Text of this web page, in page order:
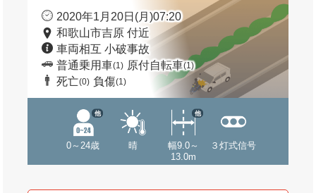
2020年1月20日(月)07:20
和歌山市吉原 付近
車両相互 小破事故
普通乗用車(1) 原付自転車(1)
死亡(0) 負傷(1)
0～24歳
他
晴
幅9.0～
13.0m
他
３灯式信号